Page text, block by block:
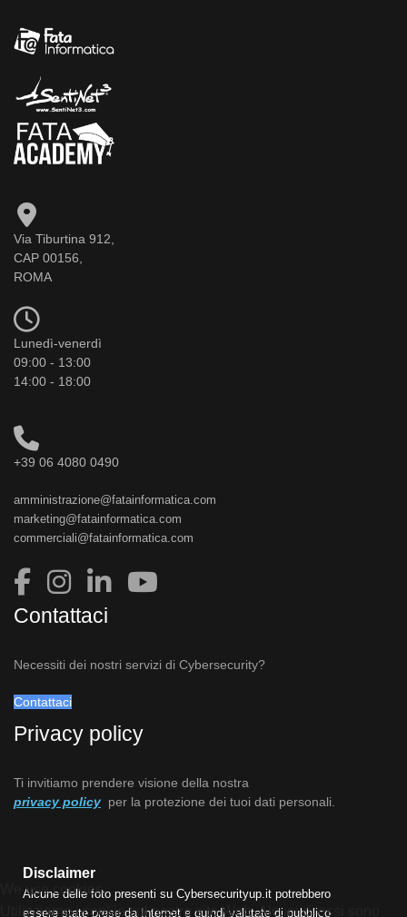
Via Tiburtina 912,
CAP 00156,
ROMA
Lunedì-venerdì
09:00 - 13:00
14:00 - 18:00
+39 06 4080 0490
amministrazione@fatainformatica.com
marketing@fatainformatica.com
commerciali@fatainformatica.com
Contattaci
Necessiti dei nostri servizi di Cybersecurity?
Contattaci
Privacy policy
Ti invitiamo prendere visione della nostra
privacy policy per la protezione dei tuoi dati personali.
Disclaimer
Alcune delle foto presenti su Cybersecurityup.it potrebbero
essere state prese da Internet e quindi valutate di pubblico
We use cookies
Utilizziamo i cookie sul nostro sito Web. Alcuni di essi sono